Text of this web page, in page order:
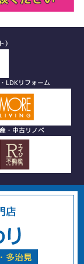
）
LDKリフォーム
・中古リノベ
店
多治見